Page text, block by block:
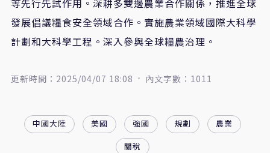
等先行先試作用。深耕多雙邊農業合作關係，推進全球
發展倡議糧食安全領域合作。實施農業領域國際大科學
計劃和大科學工程。深入參與全球糧農治理。
更新時間：2025/04/07 18:08 內文字數：1011
中國大陸 美國 強國 規劃
農業
關稅